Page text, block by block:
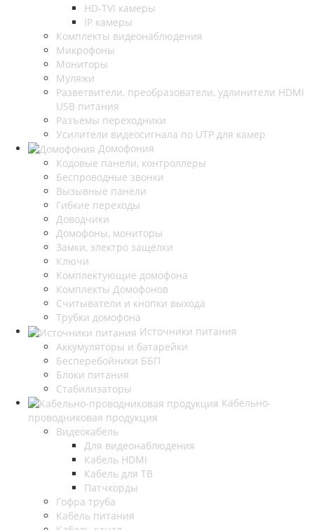
HD-TVI камеры
IP камеры
Комплекты видеонаблюдения
Микрофоны
Мониторы
Муляжи
Разветвители, преобразователи, удлинители HDMI
USB питания
Разъемы переходники
Усилители видеосигнала по UTP для камер
Домофония
Кодовые панели, контроллеры
Беспроводные звонки
Вызывные панели
Гибкие переходы
Доводчики
Домофоны, мониторы
Замки, электро защелки
Ключи
Комплектующие домофона
Комплекты Домофонов
Считыватели и кнопки выхода
Трубки домофона
Источники питания
Аккумуляторы и батарейки
Бесперебойники ББП
Блоки питания
Стабилизаторы
Кабельно-
проводниковая продукция
Видеокабель
Для видеонаблюдения
Кабель HDMI
Кабель для ТВ
Патчкорды
Гофра труба
Кабель питания